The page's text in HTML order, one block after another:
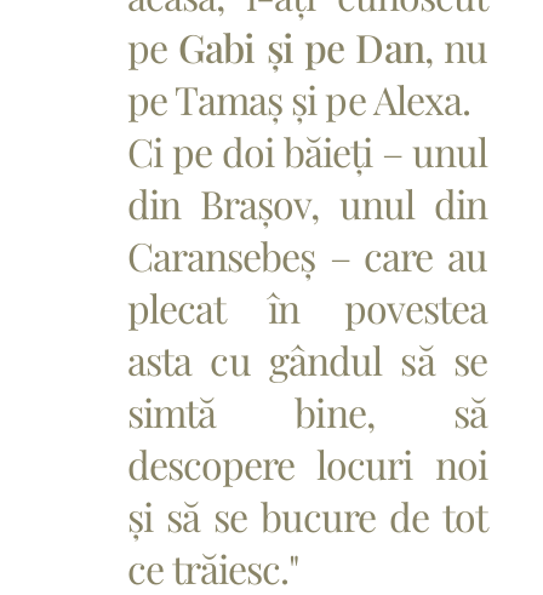
pe Gabi și pe Dan, nu
pe Tamaș și pe Alexa.
Ci pe doi băieți – unul
din Brașov, unul din
Caransebeș – care au
plecat în povestea
asta cu gândul să se
simtă bine, să
descopere locuri noi
și să se bucure de tot
ce trăiesc."